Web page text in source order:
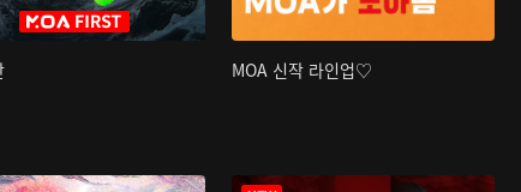
MOA 신작 라인업♡